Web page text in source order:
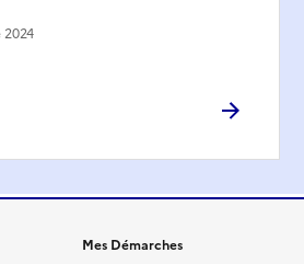
Mes Démarches